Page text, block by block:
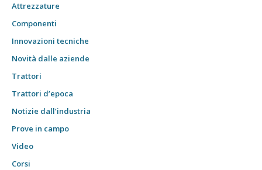
Attrezzature
Componenti
Innovazioni tecniche
Novità dalle aziende
Trattori
Trattori d’epoca
Notizie dall’industria
Prove in campo
Video
Corsi